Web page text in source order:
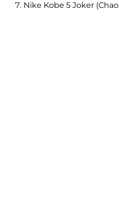
Nike Kobe 5 Joker